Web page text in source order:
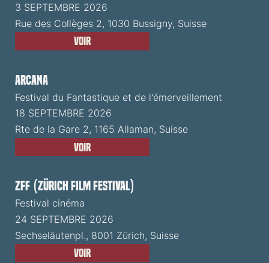
3 SEPTEMBRE 2026
Rue des Collèges 2, 1030 Bussigny, Suisse
Voir
ARCANA
Festival du Fantastique et de l'émerveillement
18 SEPTEMBRE 2026
Rte de la Gare 2, 1165 Allaman, Suisse
Voir
ZFF (Zürich Film Festival)
Festival cinéma
24 SEPTEMBRE 2026
Sechseläutenpl., 8001 Zürich, Suisse
Voir